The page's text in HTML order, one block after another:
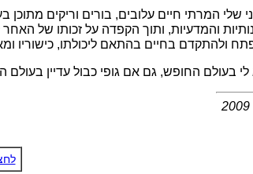
שלי המרתי חיים עלובים, בורים וריקים
והמדעיות, ותוך הקפדה על זכותו של
ולהתקדם בחיים בהתאם ליכולתו, כישוריו
לי בעולם החופש, גם אם גופי כבול עדיין בעולם